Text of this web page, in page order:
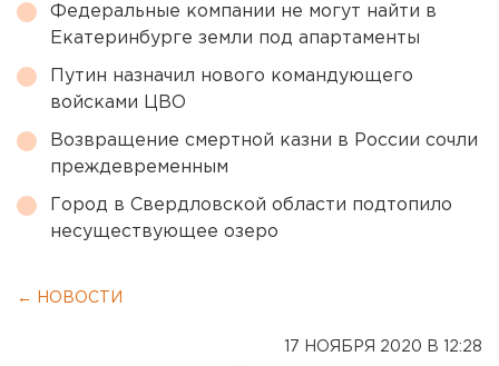
Федеральные компании не могут найти в
Екатеринбурге земли под апартаменты
Путин назначил нового командующего
войсками ЦВО
Возвращение смертной казни в России сочли
преждевременным
Город в Свердловской области подтопило
несуществующее озеро
← НОВОСТИ
17 НОЯБРЯ 2020 В 12:28